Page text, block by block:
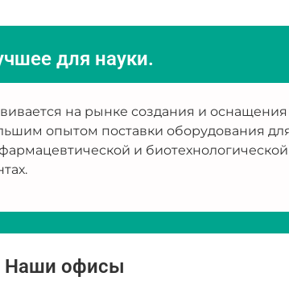
для науки.
на рынке создания и
опытом поставки оборудования
и
Наши офисы